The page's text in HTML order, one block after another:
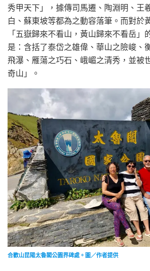
秀甲天下」，據傳司馬遷、陶淵明、王
白、蘇東坡等都為之動容落筆。而對於
「五嶽歸來不看山，黃山歸來不看岳」
是：含括了泰岱之雄偉、華山之險峻、
飛瀑、雁蕩之巧石、峨嵋之清秀，並被
奇山」。
合歡山昆陽太魯閣公園界碑處。圖／作者提供